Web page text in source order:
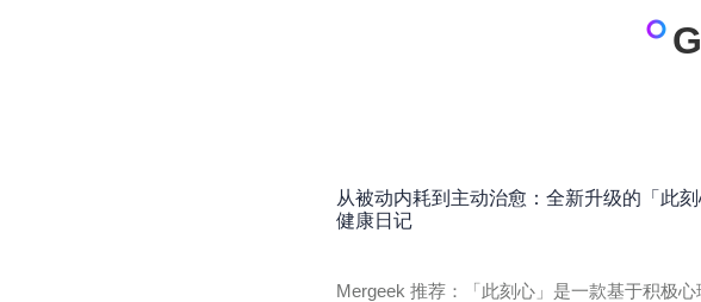
从被动内耗到主动治愈：全新升级的「此
健康日记
Mergeek 推荐：「此刻心」是一款基于积极